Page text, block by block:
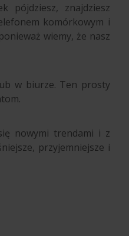
pójdziesz, znajdziesz
komórkowym i
wiemy, że nasz
w biurze. Ten prosty
nowymi trendami i z
przyjemniejsze i